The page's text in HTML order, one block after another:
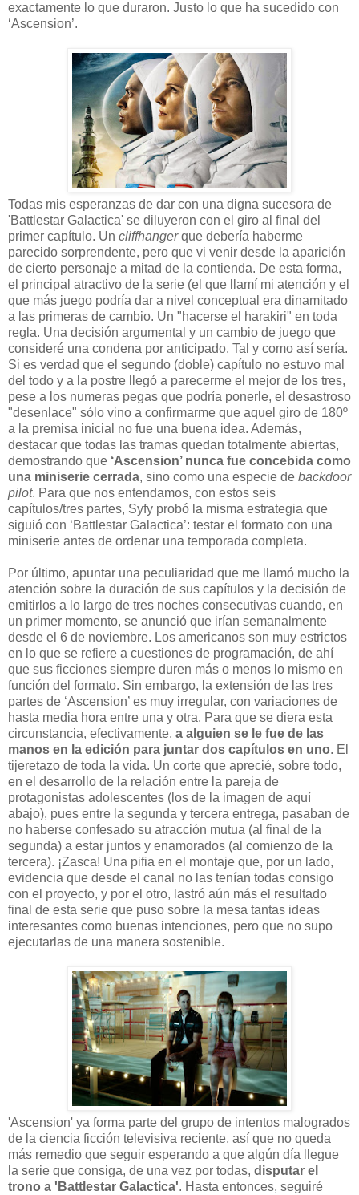
exactamente lo que duraron. Justo lo que ha sucedido con
‘Ascension’.
Todas mis esperanzas de dar con una digna sucesora de
'Battlestar Galactica' se diluyeron con el giro al final del
primer capítulo. Un cliffhangerque debería haberme
parecido sorprendente, pero que vi venir desde la aparición
de cierto personaje a mitad de la contienda. De esta forma,
el principal atractivo de la serie (el que llamí mi atención y el
que más juego podría dar a nivel conceptual era dinamitado
a las primeras de cambio. Un "hacerse el harakiri" en toda
regla. Una decisión argumental y un cambio de juego que
consideré una condena por anticipado. Tal y como así sería.
Si es verdad que el segundo (doble) capítulo no estuvo mal
del todo y a la postre llegó a parecerme el mejor de los tres,
pese a los numeras pegas que podría ponerle, el desastroso
"desenlace" sólo vino a confirmarme que aquel giro de 180º
a la premisa inicial no fue una buena idea. Además,
destacar que todas las tramas quedan totalmente abiertas,
demostrando que ‘Ascension’ nunca fue concebida como
una miniserie cerrada, sino como una especie de backdoor
pilot. Para que nos entendamos, con estos seis
capítulos/tres partes, Syfy probó la misma estrategia que
siguió con ‘Battlestar Galactica’: testar el formato con una
miniserie antes de ordenar una temporada completa.
Por último, apuntar una peculiaridad que me llamó mucho la
atención sobre la duración de sus capítulos y la decisión de
emitirlos a lo largo de tres noches consecutivas cuando, en
un primer momento, se anunció que irían semanalmente
desde el 6 de noviembre. Los americanos son muy estrictos
en lo que se refiere a cuestiones de programación, de ahí
que sus ficciones siempre duren más o menos lo mismo en
función del formato. Sin embargo, la extensión de las tres
partes de ‘Ascension’ es muy irregular, con variaciones de
hasta media hora entre una y otra. Para que se diera esta
circunstancia, efectivamente, a alguien se le fue de las
manos en la edición para juntar dos capítulos en uno. El
tijeretazo de toda la vida. Un corte que aprecié, sobre todo,
en el desarrollo de la relación entre la pareja de
protagonistas adolescentes (los de la imagen de aquí
abajo), pues entre la segunda y tercera entrega, pasaban de
no haberse confesado su atracción mutua (al final de la
segunda) a estar juntos y enamorados (al comienzo de la
tercera). ¡Zasca! Una pifia en el montaje que, por un lado,
evidencia que desde el canal no las tenían todas consigo
con el proyecto, y por el otro, lastró aún más el resultado
final de esta serie que puso sobre la mesa tantas ideas
interesantes como buenas intenciones, pero que no supo
ejecutarlas de una manera sostenible.
'Ascension' ya forma parte del grupo de intentos malogrados
de la ciencia ficción televisiva reciente, así que no queda
más remedio que seguir esperando a que algún día llegue
la serie que consiga, de una vez por todas, disputar el
trono a 'Battlestar Galactica'. Hasta entonces, seguiré